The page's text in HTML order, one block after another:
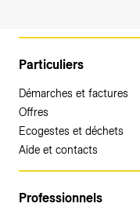
Particuliers
Démarches et factures
Offres
Ecogestes et déchets
Aide et contacts
Professionnels